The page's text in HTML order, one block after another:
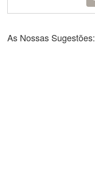
As Nossas Sugestões: